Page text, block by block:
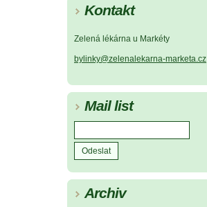
Kontakt
Zelená lékárna u Markéty
bylinky@zelenalekarna-marketa.cz
Mail list
Archiv